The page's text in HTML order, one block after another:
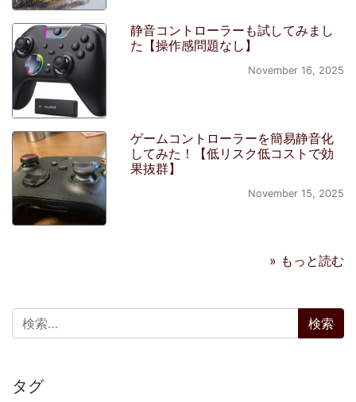
静音コントローラーも試してみまし
た【操作感問題なし】
November 16, 2025
ゲームコントローラーを簡易静音化
してみた！【低リスク低コストで効
果抜群】
November 15, 2025
» もっと読む
検索:
タグ